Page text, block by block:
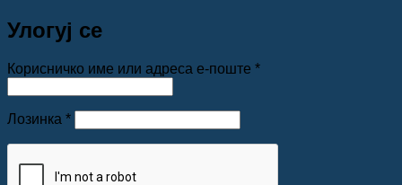
Улогуј се
Корисничко име или адреса е-поште *Обавезно
Лозинка *Обавезно